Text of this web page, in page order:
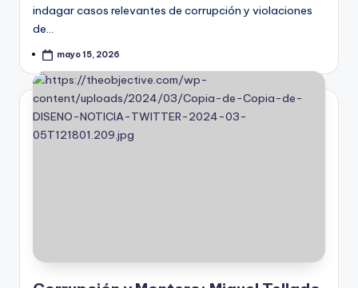
indagar casos relevantes de corrupción y violaciones
de…
mayo 15, 2026